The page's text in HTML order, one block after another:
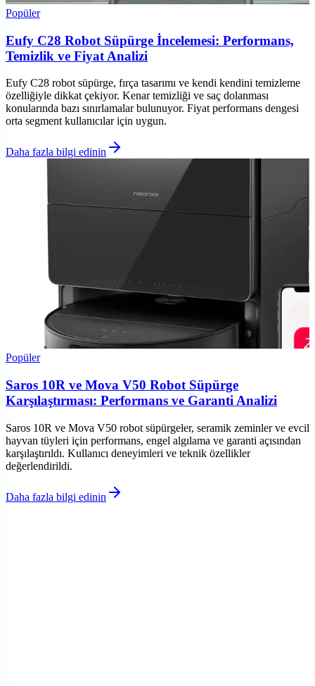
Popüler
Eufy C28 Robot Süpürge İncelemesi: Performans,
Temizlik ve Fiyat Analizi
Eufy C28 robot süpürge, fırça tasarımı ve kendi kendini temizleme
özelliğiyle dikkat çekiyor. Kenar temizliği ve saç dolanması
konularında bazı sınırlamalar bulunuyor. Fiyat performans dengesi
orta segment kullanıcılar için uygun.
Daha fazla bilgi edinin
Popüler
Saros 10R ve Mova V50 Robot Süpürge
Karşılaştırması: Performans ve Garanti Analizi
Saros 10R ve Mova V50 robot süpürgeler, seramik zeminler ve evcil
hayvan tüyleri için performans, engel algılama ve garanti açısından
karşılaştırıldı. Kullanıcı deneyimleri ve teknik özellikler
değerlendirildi.
Daha fazla bilgi edinin